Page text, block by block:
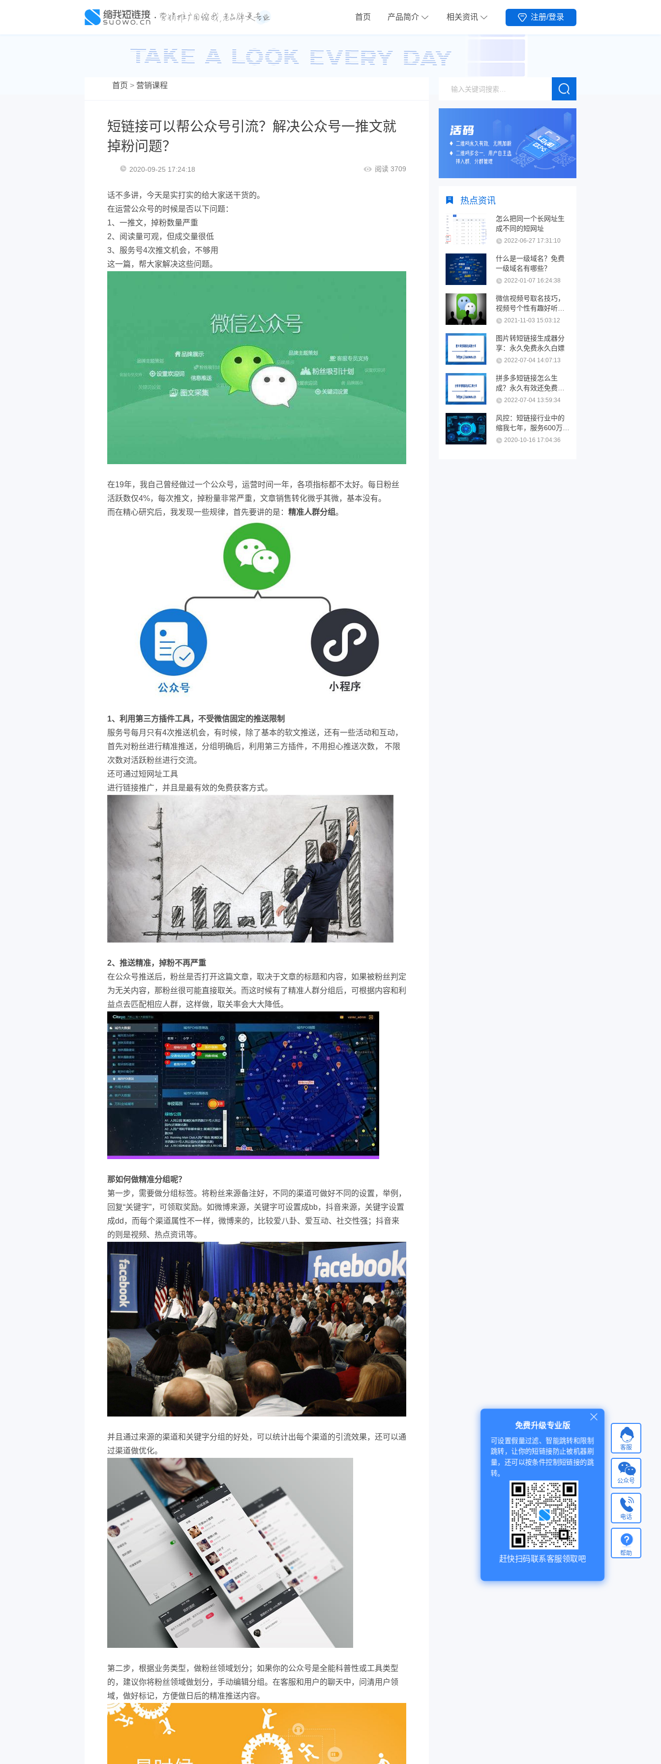
首页 产品简介 相关资讯 注册/登录
首页 > 营销课程
短链接可以帮公众号引流？解决公众号一推文就
掉粉问题？
2020-09-25 17:24:18 阅读 3709
话不多讲，今天是实打实的给大家送干货的。
在运营公众号的时候是否以下问题：
1、一推文，掉粉数量严重
2、阅读量可观，但成交量很低
3、服务号4次推文机会，不够用
这一篇，帮大家解决这些问题。
在19年，我自己曾经做过一个公众号，运营时间一年，各项指标都不太好。每日粉丝
活跃数仅4%，每次推文，掉粉量非常严重，文章销售转化微乎其微，基本没有。
而在精心研究后，我发现一些规律，首先要讲的是： 精准人群分组。
1、利用第三方插件工具，不受微信固定的推送限制
服务号每月只有4次推送机会，有时候，除了基本的软文推送，还有一些活动和互动，
首先对粉丝进行精准推送，分组明确后，利用第三方插件，不用担心推送次数， 不限
次数对活跃粉丝进行交流。
还可通过短网址工具
进行链接推广，并且是最有效的免费获客方式。
2、推送精准，掉粉不再严重
在公众号推送后，粉丝是否打开这篇文章，取决于文章的标题和内容，如果被粉丝判定
为无关内容，那粉丝很可能直接取关。而这时候有了精准人群分组后，可根据内容和利
益点去匹配相应人群，这样做，取关率会大大降低。
那如何做精准分组呢？
第一步，需要做分组标签。将粉丝来源备注好，不同的渠道可做好不同的设置，举例，
回复“关键字”，可领取奖励。如微博来源，关键字可设置成bb，抖音来源，关键字设置
成dd，而每个渠道属性不一样，微博来的，比较爱八卦、爱互动、社交性强；抖音来
的则是视频、热点资讯等。
并且通过来源的渠道和关键字分组的好处，可以统计出每个渠道的引流效果，还可以通
过渠道做优化。
第二步，根据业务类型，做粉丝领域划分；如果你的公众号是全能科普性或工具类型
的，建议你将粉丝领域做划分，手动编辑分组。在客服和用户的聊天中，问清用户领
域，做好标记，方便做日后的精准推送内容。
热点资讯
怎么把同一个长网址生
成不同的短网址
2022-06-27 17:31:10
什么是一级域名？免费
一级域名有哪些？
2022-01-07 16:24:38
微信视频号取名技巧，
视频号个性有趣好听的
名字大全
2021-11-03 15:03:12
图片转短链接生成器分
享：永久免费永久白嫖
2022-07-04 14:07:13
拼多多短链接怎么生
成？永久有效还免费的
短链接工具分享
2022-07-04 13:59:34
风控：短链接行业中的
缩我七年，服务600万短
链接用户。
2020-10-16 17:04:36
客服
免费升级专业版
可设置假量过滤、智能跳转和限制
跳转，让你的短链接防止被机器刷
量，还可以按条件控制短链接的跳
转。
赶快扫码联系客服领取吧
公众号
电话
帮助